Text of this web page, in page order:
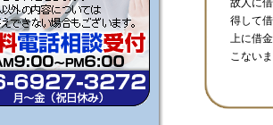
故人に
得して
上に借
こない